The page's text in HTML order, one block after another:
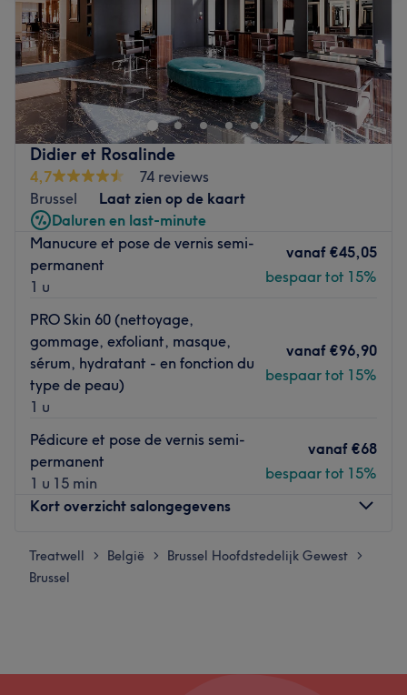
Didier et Rosalinde
4,7
74 reviews
Brussel
Laat zien op de kaart
Daluren en last-minute
Manucure et pose de vernis semi-
permanent
1 u
vanaf €45,05
bespaar tot 15%
PRO Skin 60 (nettoyage,
gommage, exfoliant, masque,
sérum, hydratant - en fonction du
type de peau)
1 u
vanaf €96,90
bespaar tot 15%
Pédicure et pose de vernis semi-
permanent
1 u 15 min
vanaf €68
bespaar tot 15%
Kort overzicht salongegevens
Maandag
Gesloten
Dinsdag
Treatwell > België > Brussel Hoofdstedelijk Gewest >
Brussel